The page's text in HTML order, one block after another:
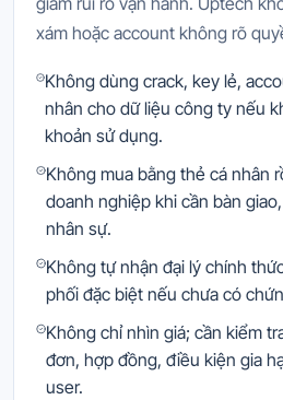
xám hoặc account không rõ
Không dùng crack, key lẻ,
nhân cho dữ liệu công ty nếu
khoản sử dụng.
Không mua bằng thẻ cá nhân
doanh nghiệp khi cần bàn
nhân sự.
Không tự nhận đại lý chính
phối đặc biệt nếu chưa có
Không chỉ nhìn giá; cần kiểm
đơn, hợp đồng, điều kiện gia
user.